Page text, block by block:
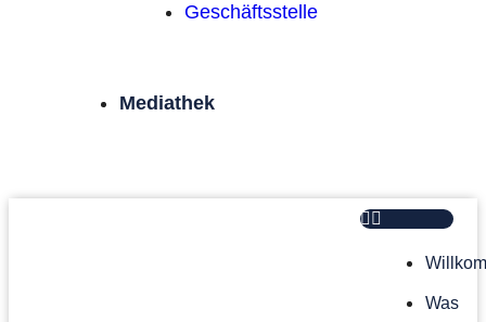
Geschäftsstelle
Mediathek
Was